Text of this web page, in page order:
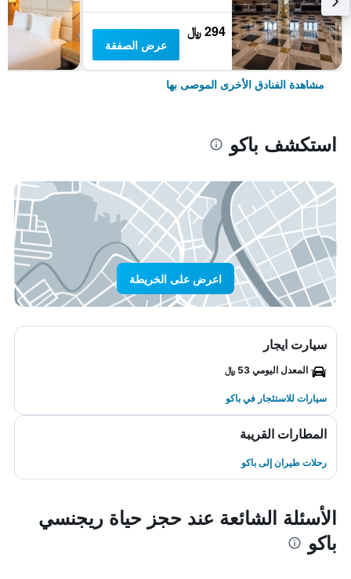
294 ﷼
عرض الصفقة
مشاهدة الفنادق الأخرى الموصى بها
استكشف باكو
اعرض على الخريطة
سيارت ايجار
المعدل اليومي 53 ﷼
سيارات للاستئجار في باكو
المطارات القريبة
رحلات طيران إلى باكو
الأسئلة الشائعة عند حجز حياة ريجنسي
باكو